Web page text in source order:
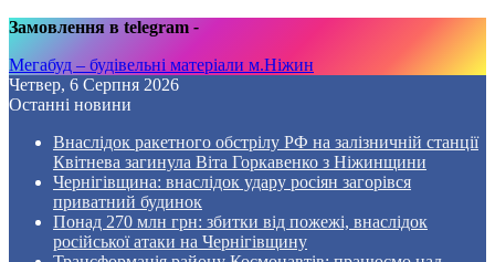
Замовлення в telegram -
Мегабуд – будівельні матеріали м.Ніжин
Четвер, 6 Серпня 2026
Останні новини
Внаслідок ракетного обстрілу РФ на залізничній станції
Квітнева загинула Віта Горкавенко з Ніжинщини
Чернігівщина: внаслідок удару росіян загорівся
приватний будинок
Понад 270 млн грн: збитки від пожежі, внаслідок
російської атаки на Чернігівщину